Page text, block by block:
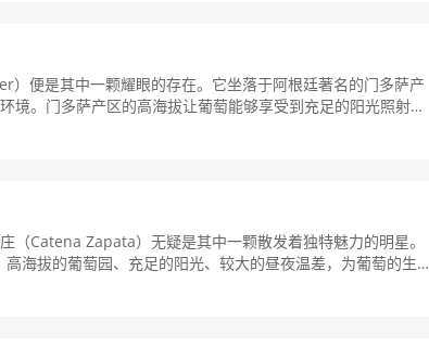
便是其中一颗耀眼的存在。它坐落于阿根廷著名的门多萨产
境。门多萨产区的高海拔让葡萄能够享受到充足的阳光照射，
Catena Zapata）无疑是其中一颗散发着独特魅力的明星。
海拔的葡萄园、充足的阳光、较大的昼夜温差，为葡萄的生长